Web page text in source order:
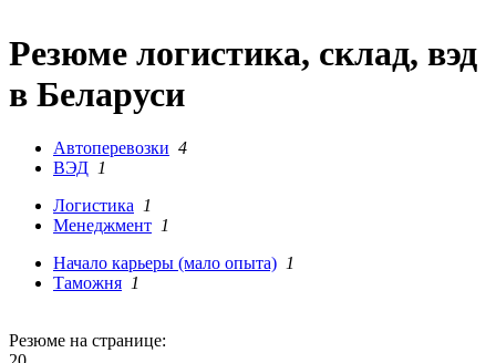
Резюме логистика, склад, вэд
в Беларуси
Автоперевозки 4
ВЭД 1
Логистика
1
Менеджмент 1
Начало карьеры (мало опыта) 1
Таможня 1
Резюме на странице: